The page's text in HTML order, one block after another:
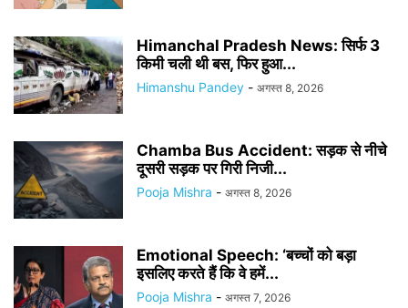
Himanchal Pradesh News: सिर्फ 3
किमी चली थी बस, फिर हुआ...
Himanshu Pandey - अगस्त 8, 2026
Chamba Bus Accident: सड़क से नीचे
दूसरी सड़क पर गिरी निजी...
Pooja Mishra - अगस्त 8, 2026
Emotional Speech: ‘बच्चों को बड़ा
इसलिए करते हैं कि वे हमें...
Pooja Mishra - अगस्त 7, 2026